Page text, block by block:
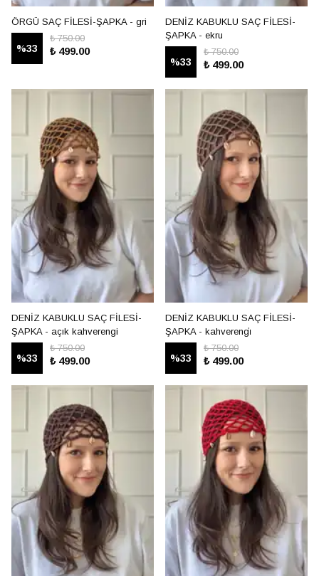
ÖRGÜ SAÇ FİLESİ-ŞAPKA - gri
%33
₺ 750.00
₺ 499.00
DENİZ KABUKLU SAÇ FİLESİ-
ŞAPKA - ekru
%33
₺ 750.00
₺ 499.00
DENİZ KABUKLU SAÇ FİLESİ-
ŞAPKA - açık kahverengi
%33
₺ 750.00
₺ 499.00
DENİZ KABUKLU SAÇ FİLESİ-
ŞAPKA - kahverengi̇
%33
₺ 750.00
₺ 499.00